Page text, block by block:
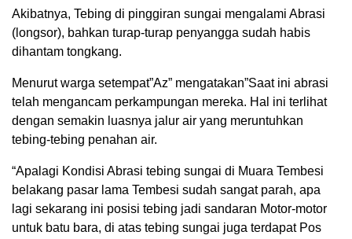
Akibatnya, Tebing di pinggiran sungai mengalami Abrasi
(longsor), bahkan turap-turap penyangga sudah habis
dihantam tongkang.
Menurut warga setempat”Az” mengatakan”Saat ini abrasi
telah mengancam perkampungan mereka. Hal ini terlihat
dengan semakin luasnya jalur air yang meruntuhkan
tebing-tebing penahan air.
“Apalagi Kondisi Abrasi tebing sungai di Muara Tembesi
belakang pasar lama Tembesi sudah sangat parah, apa
lagi sekarang ini posisi tebing jadi sandaran Motor-motor
untuk batu bara, di atas tebing sungai juga terdapat Pos